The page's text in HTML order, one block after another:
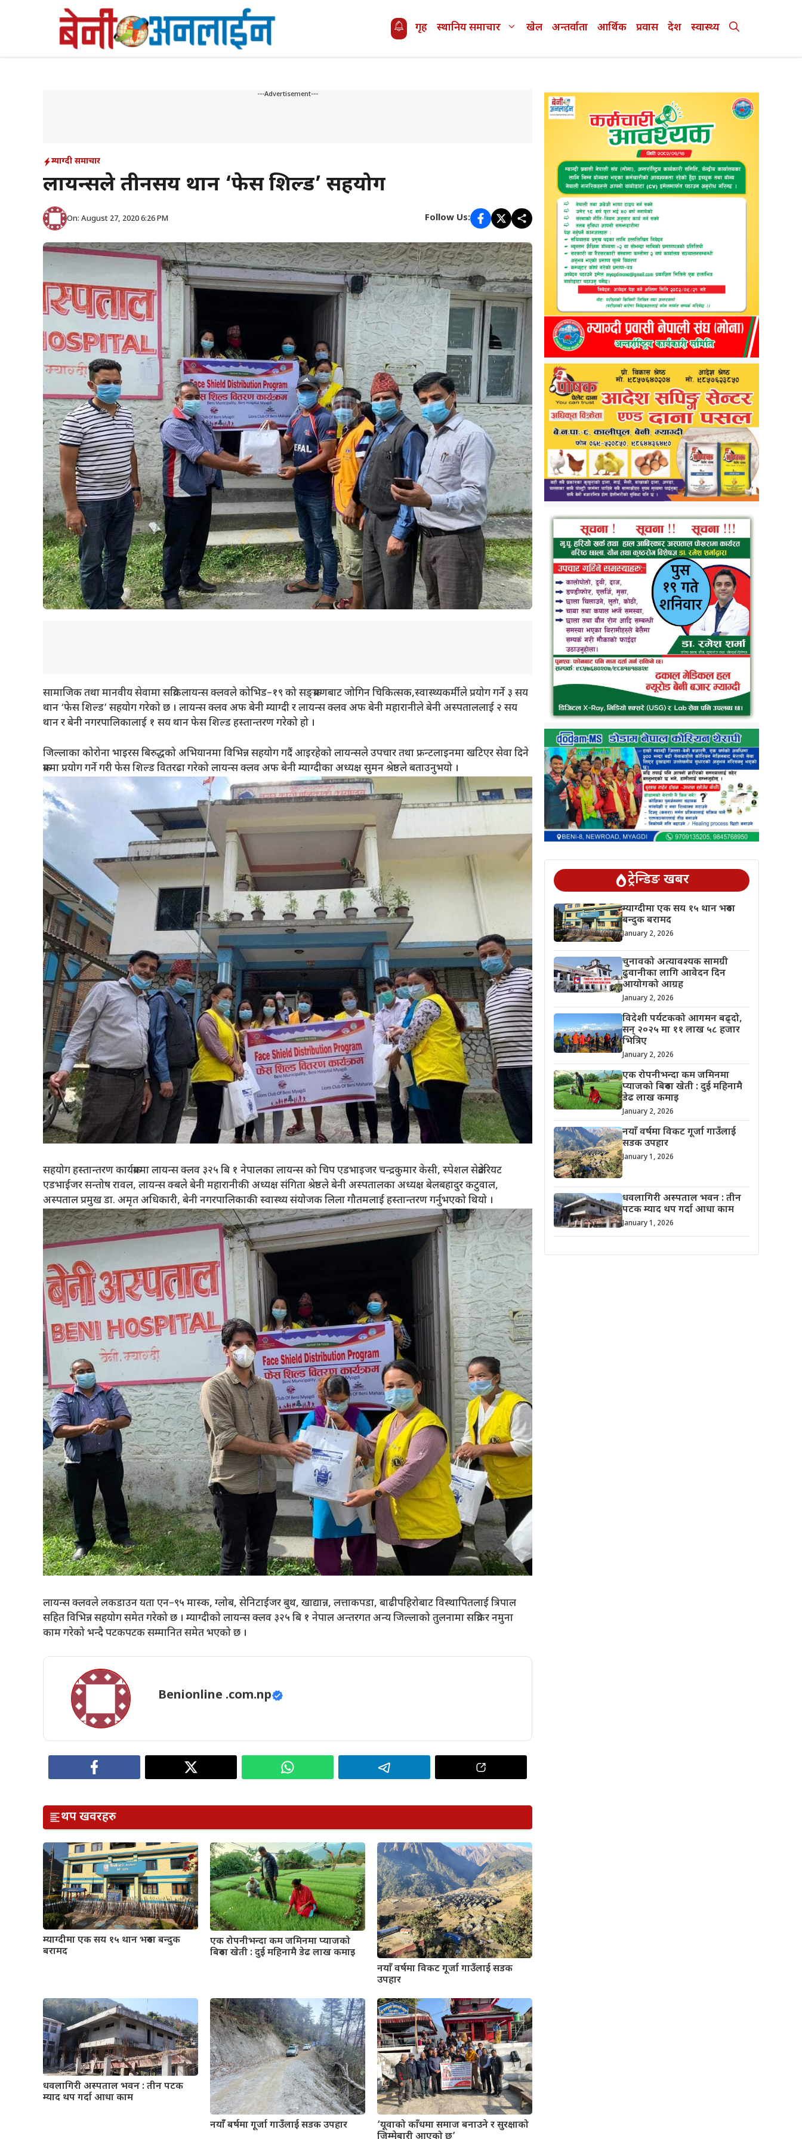
गृह स्थानिय समाचार खेल अन्तर्वाता आर्थिक प्रवास देश स्वास्थ्य
---Advertisement---
म्याग्दी समाचार
लायन्सले तीनसय थान ‘फेस शिल्ड’ सहयोग
On: August 27, 2020 6:26 PM Follow Us:
सामाजिक तथा मानवीय सेवामा सक्रिय लायन्स क्लवले कोभिड–१९ को सङ्क्रमणबाट जोगिन चिकित्सक,स्वास्थ्यकर्मीले प्रयोग गर्ने ३ सय
थान ‘फेस शिल्ड’ सहयोग गरेको छ । लायन्स क्लव अफ बेनी म्याग्दी र लायन्स क्लव अफ बेनी महारानीले बेनी अस्पताललाई २ सय
थान र बेनी नगरपालिकालाई १ सय थान फेस शिल्ड हस्तान्तरण गरेको हो ।
जिल्लाका कोरोना भाइरस बिरुद्धको अभियानमा विभिन्न सहयोग गदैं आइरहेको लायन्सले उपचार तथा फ्रन्टलाइनमा खटिएर सेवा दिने
क्रममा प्रयोग गर्ने गरी फेस शिल्ड वितरढा गरेको लायन्स क्लव अफ बेनी म्याग्दीका अध्यक्ष सुमन श्रेष्ठले बताउनुभयो ।
सहयोग हस्तान्तरण कार्यक्रममा लायन्स क्लव ३२५ बि १ नेपालका लायन्स को चिप एडभाइजर चन्द्रकुमार केसी, स्पेशल सेक्रेटरियट
एडभाईजर सन्तोष रावल, लायन्स क्बले बेनी महारानीकी अध्यक्ष संगिता श्रेष्ठले बेनी अस्पतालका अध्यक्ष बेलबहादुर कटुवाल,
अस्पताल प्रमुख डा. अमृत अधिकारी, बेनी नगरपालिकाकी स्वास्थ्य संयोजक लिला गौतमलाई हस्तान्तरण गर्नुभएको थियो ।
लायन्स क्लवले लकडाउन यता एन–९५ मास्क, ग्लोब, सेनिटाईजर बुथ, खाद्यान्न, लत्ताकपडा, बाढीपहिरोबाट विस्थापितलाई त्रिपाल
सहित विभिन्न सहयोग समेत गरेको छ । म्याग्दीको लायन्स क्लव ३२५ बि १ नेपाल अन्तरगत अन्य जिल्लाको तुलनामा सक्रिय र नमुना
काम गरेको भन्दै पटकपटक सम्मानित समेत भएको छ ।
Benionline .com.np
थप खवरहरु
म्याग्दीमा एक सय १५ थान भरुवा बन्दुक
बरामद
एक रोपनीभन्दा कम जमिनमा प्याजको
बिरुवा खेती : दुई महिनामै डेढ लाख कमाइ
नयाँ वर्षमा विकट गूर्जा गाउँलाई सडक
उपहार
धवलागिरी अस्पताल भवन : तीन पटक
म्याद थप गर्दा आधा काम
नयाँँ बर्षमा गूर्जा गाउँलाई सडक उपहार
‘यूवाको काँधमा समाज बनाउने र सुरक्षाको
ट्रेन्डिङ खबर
म्याग्दीमा एक सय १५ थान भरुवा
बन्दुक बरामद
January 2, 2026
चुनावको अत्यावश्यक सामग्री
ढुवानीका लागि आवेदन दिन
आयोगको आग्रह
January 2, 2026
विदेशी पर्यटकको आगमन बढ्दो,
सन् २०२५ मा ११ लाख ५८ हजार
भित्रिए
January 2, 2026
एक रोपनीभन्दा कम जमिनमा
प्याजको बिरुवा खेती : दुई महिनामै
डेढ लाख कमाइ
January 2, 2026
नयाँ वर्षमा विकट गूर्जा गाउँलाई
सडक उपहार
January 1, 2026
धवलागिरी अस्पताल भवन : तीन
पटक म्याद थप गर्दा आधा काम
January 1, 2026